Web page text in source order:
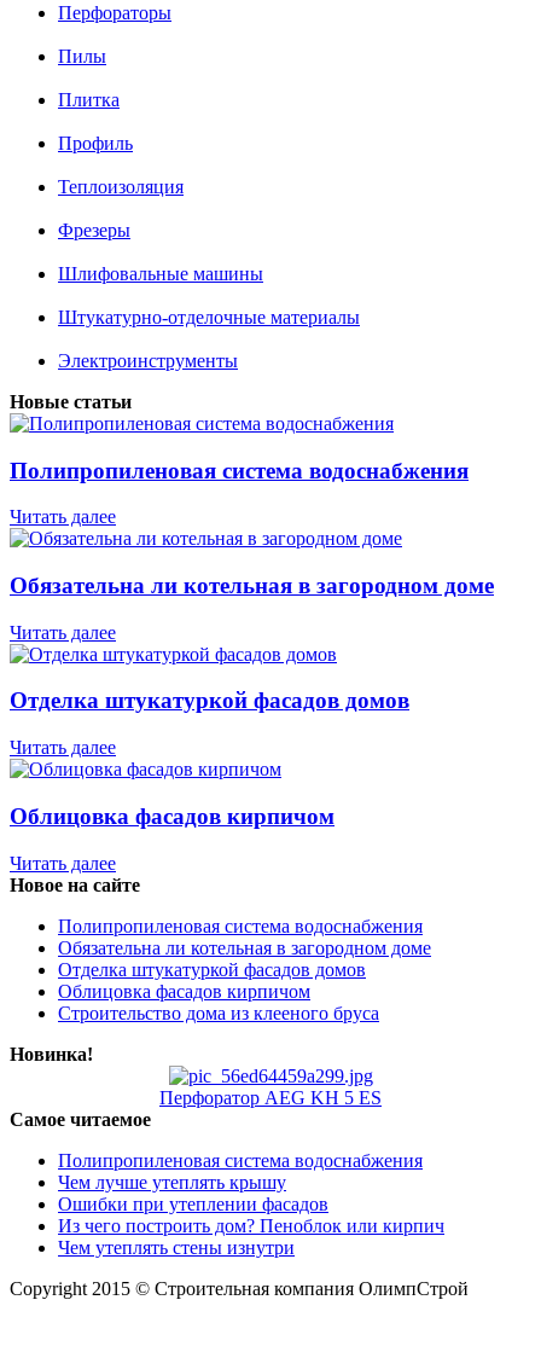
Перфораторы
Пилы
Плитка
Профиль
Теплоизоляция
Фрезеры
Шлифовальные машины
Штукатурно-отделочные материалы
Электроинструменты
Новые статьи
Полипропиленовая система водоснабжения
Читать далее
Обязательна ли котельная в загородном доме
Читать далее
Отделка штукатуркой фасадов домов
Читать далее
Облицовка фасадов кирпичом
Читать далее
Новое на сайте
Полипропиленовая система водоснабжения
Обязательна ли котельная в загородном доме
Отделка штукатуркой фасадов домов
Облицовка фасадов кирпичом
Строительство дома из клееного бруса
Новинка!
Перфоратор AEG KH 5 ES
Самое читаемое
Полипропиленовая система водоснабжения
Чем лучше утеплять крышу
Ошибки при утеплении фасадов
Из чего построить дом? Пеноблок или кирпич
Чем утеплять стены изнутри
Copyright 2015 © Строительная компания ОлимпСтрой